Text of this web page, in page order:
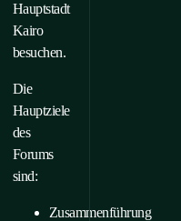
Hauptstadt
Kairo
besuchen.
Die
Hauptziele
des
Forums
sind:
Zusammenführung